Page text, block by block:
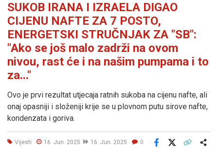
SUKOB IRANA I IZRAELA DIGAO
CIJENU NAFTE ZA 7 POSTO,
ENERGETSKI STRUČNJAK ZA "SB":
"Ako se još malo zadrži na ovom
nivou, rast će i na našim pumpama i to
za..."
Ovo je prvi rezultat utjecaja ratnih sukoba na cijenu nafte, ali
onaj opasniji i složeniji krije se u plovnom putu sirove nafte,
kondenzata i goriva.
Vijesti 16. Jun. 2025 16. Jun. 2025 0